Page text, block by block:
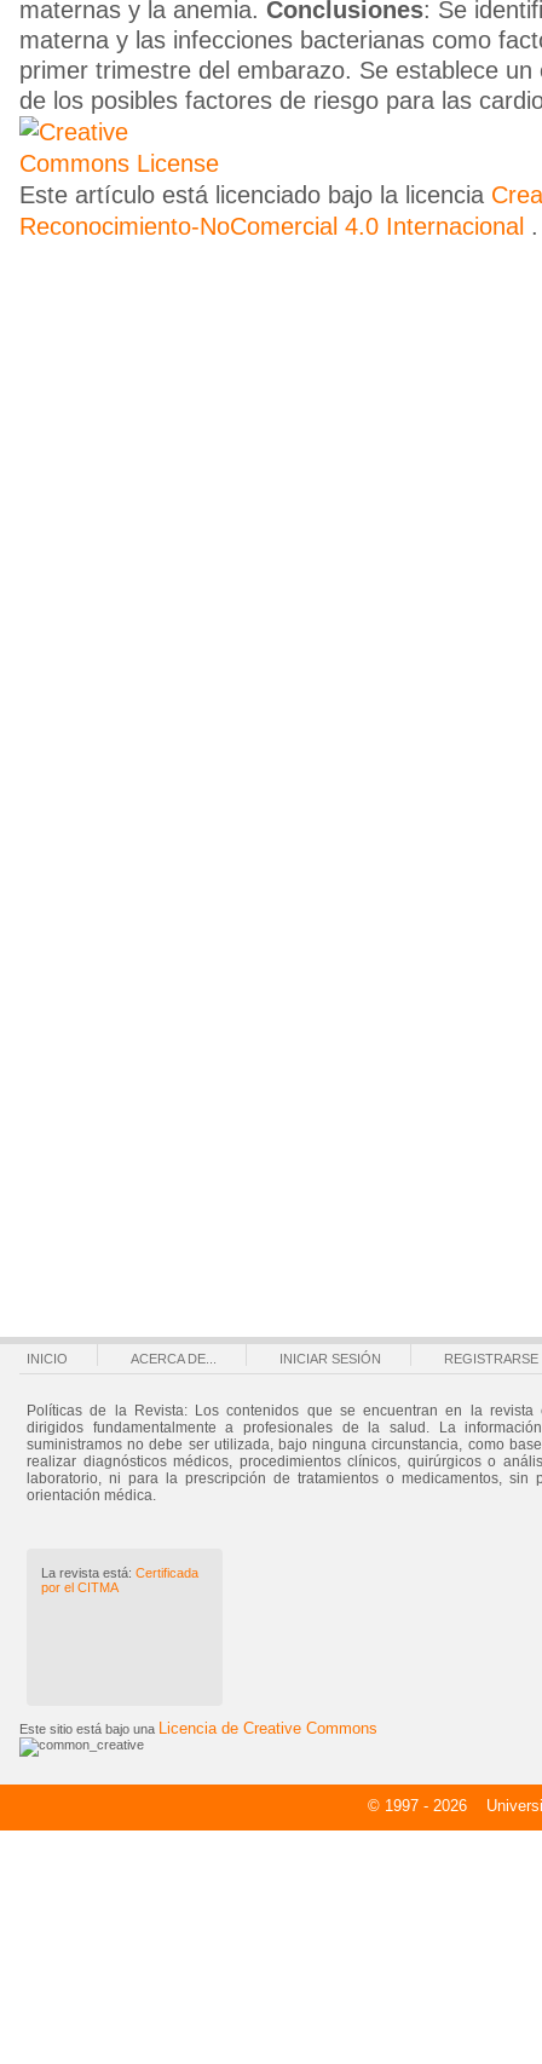
maternas y la anemia. Conclusiones: Se
materna y las infecciones bacterianas como
primer trimestre del embarazo. Se establece un
de los posibles factores de riesgo para las
Este artículo está licenciado bajo la licencia
Reconocimiento-NoComercial 4.0 Internacional .
INICIO ACERCA DE... INICIAR SESIÓN REGISTRARSE
Políticas de la Revista: Los contenidos que se encuentran en la revista
dirigidos fundamentalmente a profesionales de la salud. La
suministramos no debe ser utilizada, bajo ninguna circunstancia, como
realizar diagnósticos médicos, procedimientos clínicos, quirúrgicos o
laboratorio, ni para la prescripción de tratamientos o medicamentos, sin
orientación médica.
La revista está: Certificada
por el CITMA
Este sitio está bajo una Licencia de Creative Commons
© 1997 - 2026